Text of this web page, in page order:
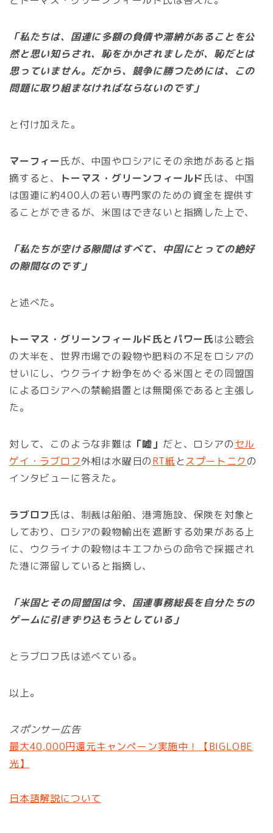
「私たちは、国連に多額の負債や滞納があることを公
然と思い知らされ、恥をかかされましたが、恥だとは
思っていません。だから、競争に勝つためには、この
問題に取り組まなければならないのです」
と付け加えた。
マーフィー氏が、中国やロシアにその余地があると指
摘すると、
トーマス・グリーンフィールド 氏は、中国
は国連に約400人の若い専門家のための資金を提供す
ることができるが、米国はできないと指摘した上で、
「私たちが空ける隙間はすべて、中国にとっての絶好
の隙間なのです」
と述べた。
トーマス・グリーンフィールド氏とパワー氏は公聴会
の大半を、世界市場での穀物や肥料の不足をロシアの
せいにし、ウクライナ紛争をめぐる米国とその同盟国
によるロシアへの禁輸措置とは無関係であると主張し
た。
対して、このような非難は 「嘘」 だと、ロシアのセル
ゲイ・ラブロフ外相は水曜日のRT紙 とスプートニクの
インタビューに答えた。
ラブロフ 氏は、制裁は船舶、港湾施設、保険を対象と
しており、ロシアの穀物輸出を遮断する効果がある上
に、ウクライナの穀物はキエフからの命令で採掘され
た港に滞留していると指摘し、
「米国とその同盟国は今、国連事務総長を自分たちの
ゲームに引きずり込もうとしている」
とラブロフ氏は述べている。
以上。
スポンサー広告
最大40,000円還元キャンペーン実施中！【BIGLOBE
光】
日本語解説について